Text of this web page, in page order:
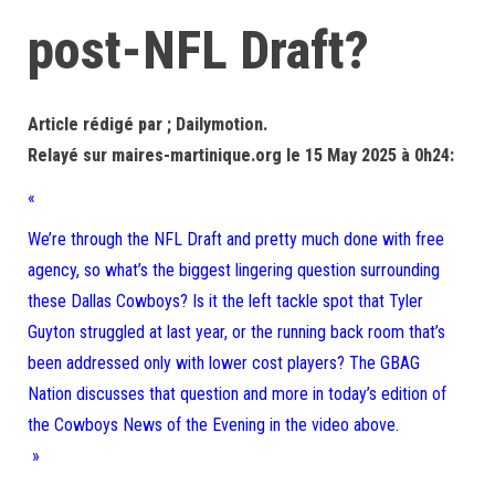
post-NFL Draft?
Article rédigé par ; Dailymotion.
Relayé sur maires-martinique.org le 15 May 2025 à 0h24:
«
We’re through the NFL Draft and pretty much done with free
agency, so what’s the biggest lingering question surrounding
these Dallas Cowboys? Is it the left tackle spot that Tyler
Guyton struggled at last year, or the running back room that’s
been addressed only with lower cost players? The GBAG
Nation discusses that question and more in today’s edition of
the Cowboys News of the Evening in the video above.
»